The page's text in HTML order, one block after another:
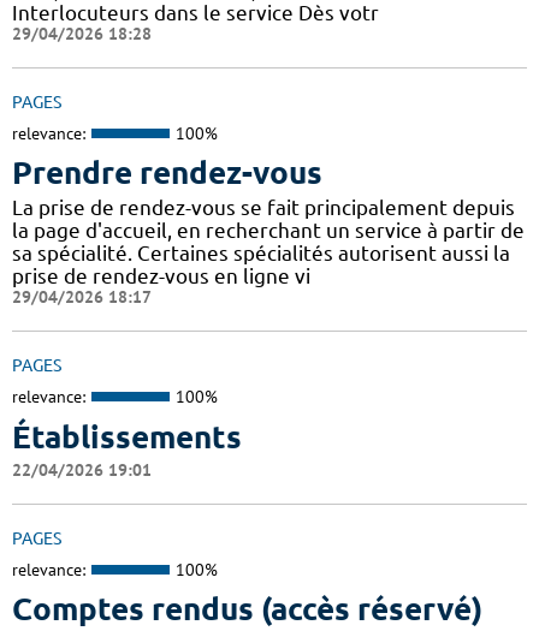
Interlocuteurs dans le service Dès votr
29/04/2026 18:28
PAGES
relevance: 100%
Prendre rendez-vous
La prise de rendez-vous se fait principalement depuis
la page d'accueil, en recherchant un service à partir de
sa spécialité. Certaines spécialités autorisent aussi la
prise de rendez-vous en ligne vi
29/04/2026 18:17
PAGES
relevance: 100%
Établissements
22/04/2026 19:01
PAGES
relevance: 100%
Comptes rendus (accès réservé)